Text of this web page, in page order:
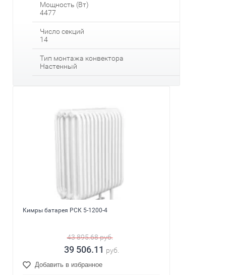
Мощность (Вт)
4477
Число секций
14
Тип монтажа конвектора
Настенный
Кимры батарея РСК 5-1200-4
43 895.68руб.
39 506.11 руб.
Добавить в избранное